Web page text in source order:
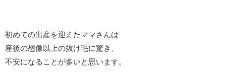
初めての出産を迎えたママさんは
産後の想像以上の抜け毛に驚き、
不安になることが多いと思います。